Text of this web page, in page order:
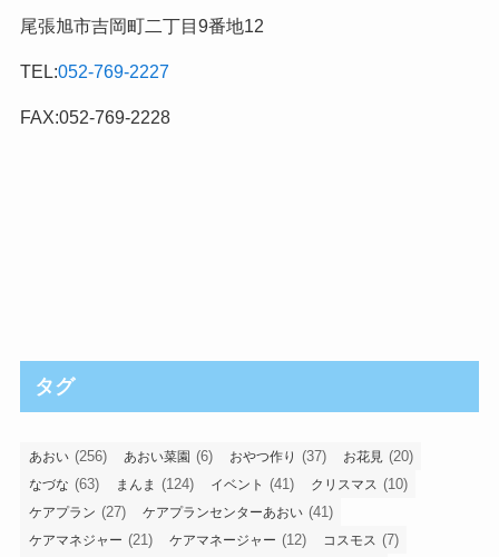
尾張旭市吉岡町二丁目9番地12
TEL:052-769-2227
FAX:052-769-2228
タグ
あおい (256) あおい菜園 (6) おやつ作り (37) お花見 (20)
なづな (63) まんま (124) イベント (41) クリスマス (10)
ケアプラン (27) ケアプランセンターあおい (41)
ケアマネジャー (21) ケアマネージャー (12) コスモス (7)